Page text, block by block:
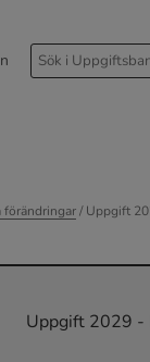
/ Uppgift
Uppgift 2029 -